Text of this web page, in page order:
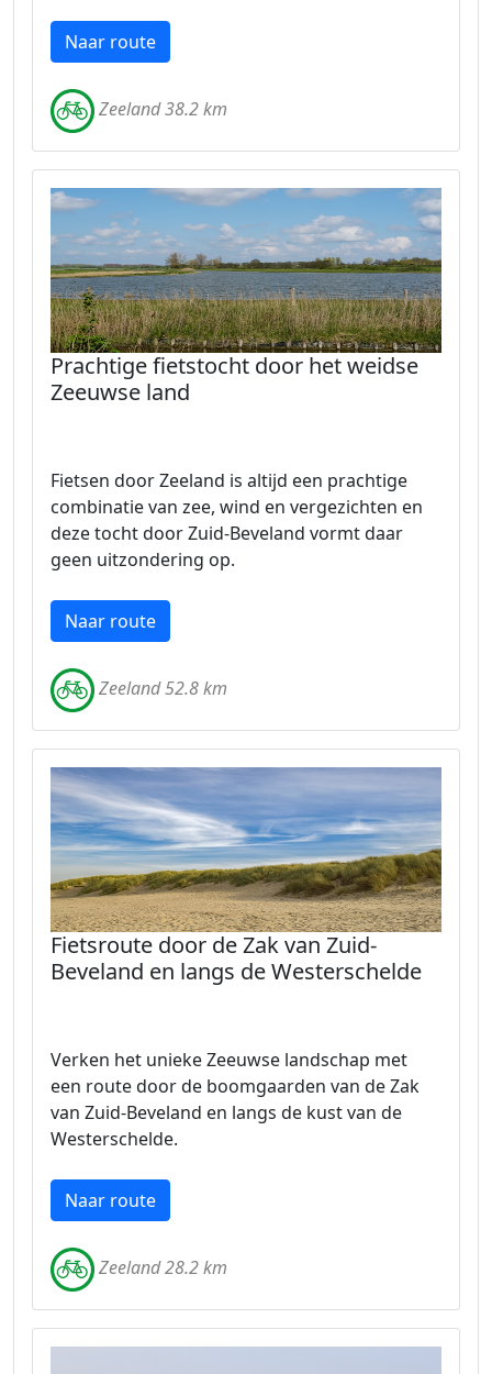
Naar route
Zeeland 38.2 km
Prachtige fietstocht door het weidse
Zeeuwse land
Fietsen door Zeeland is altijd een prachtige
combinatie van zee, wind en vergezichten en
deze tocht door Zuid-Beveland vormt daar
geen uitzondering op.
Naar route
Zeeland 52.8 km
Fietsroute door de Zak van Zuid-
Beveland en langs de Westerschelde
Verken het unieke Zeeuwse landschap met
een route door de boomgaarden van de Zak
van Zuid-Beveland en langs de kust van de
Westerschelde.
Naar route
Zeeland 28.2 km